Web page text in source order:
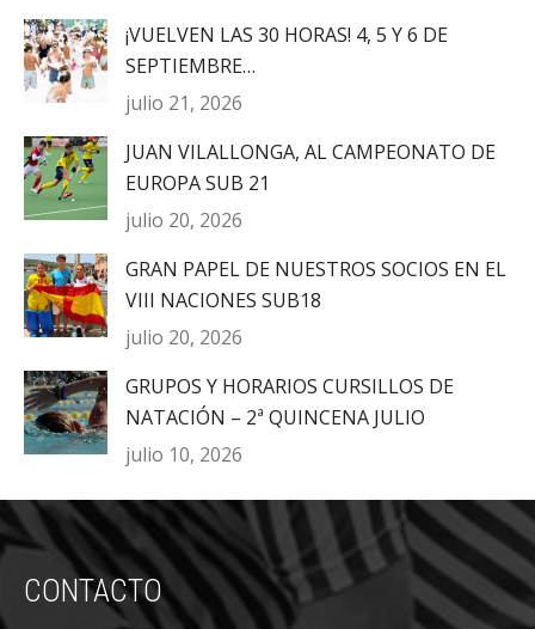
¡VUELVEN LAS 30 HORAS! 4, 5 Y 6 DE
SEPTIEMBRE…
julio 21, 2026
JUAN VILALLONGA, AL CAMPEONATO DE
EUROPA SUB 21
julio 20, 2026
GRAN PAPEL DE NUESTROS SOCIOS EN EL
VIII NACIONES SUB18
julio 20, 2026
GRUPOS Y HORARIOS CURSILLOS DE
NATACIÓN – 2ª QUINCENA JULIO
julio 10, 2026
CONTACTO